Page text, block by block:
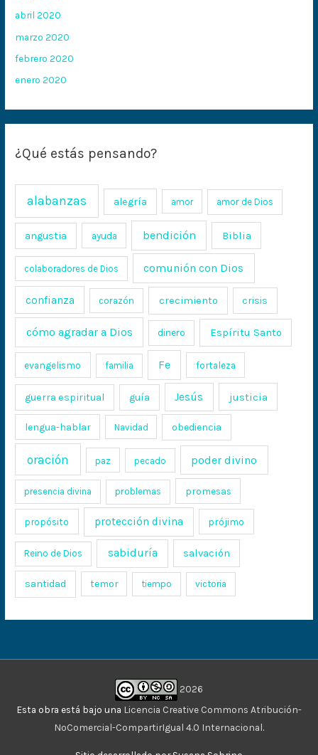
abril 2020
marzo 2020
febrero 2020
enero 2020
¿Qué estás pensando?
alabanzas alegría amor amor de Dios
angustia ayuda bendición Biblia
colaboradores de Dios comunión con Dios
confianza corazón crecimiento crisis
cómo agradar a Dios dinero Espíritu Santo
evangelismo familia Fe fortaleza
guerra espiritual guía Jesús justicia
lengua-hablar Navidad obediencia
oración paz pecado poder divino
presencia divina problemas promesas
propósito protección divina prójimo
Reino de Dios sabiduría salvación
santidad temor tiempo victoria
2026
Esta obra está bajo una Licencia Creative Commons Atribución-
NoComercial-CompartirIgual 4.0 Internacional.